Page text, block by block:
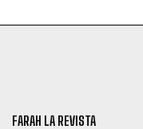
FARAH LA REVISTA